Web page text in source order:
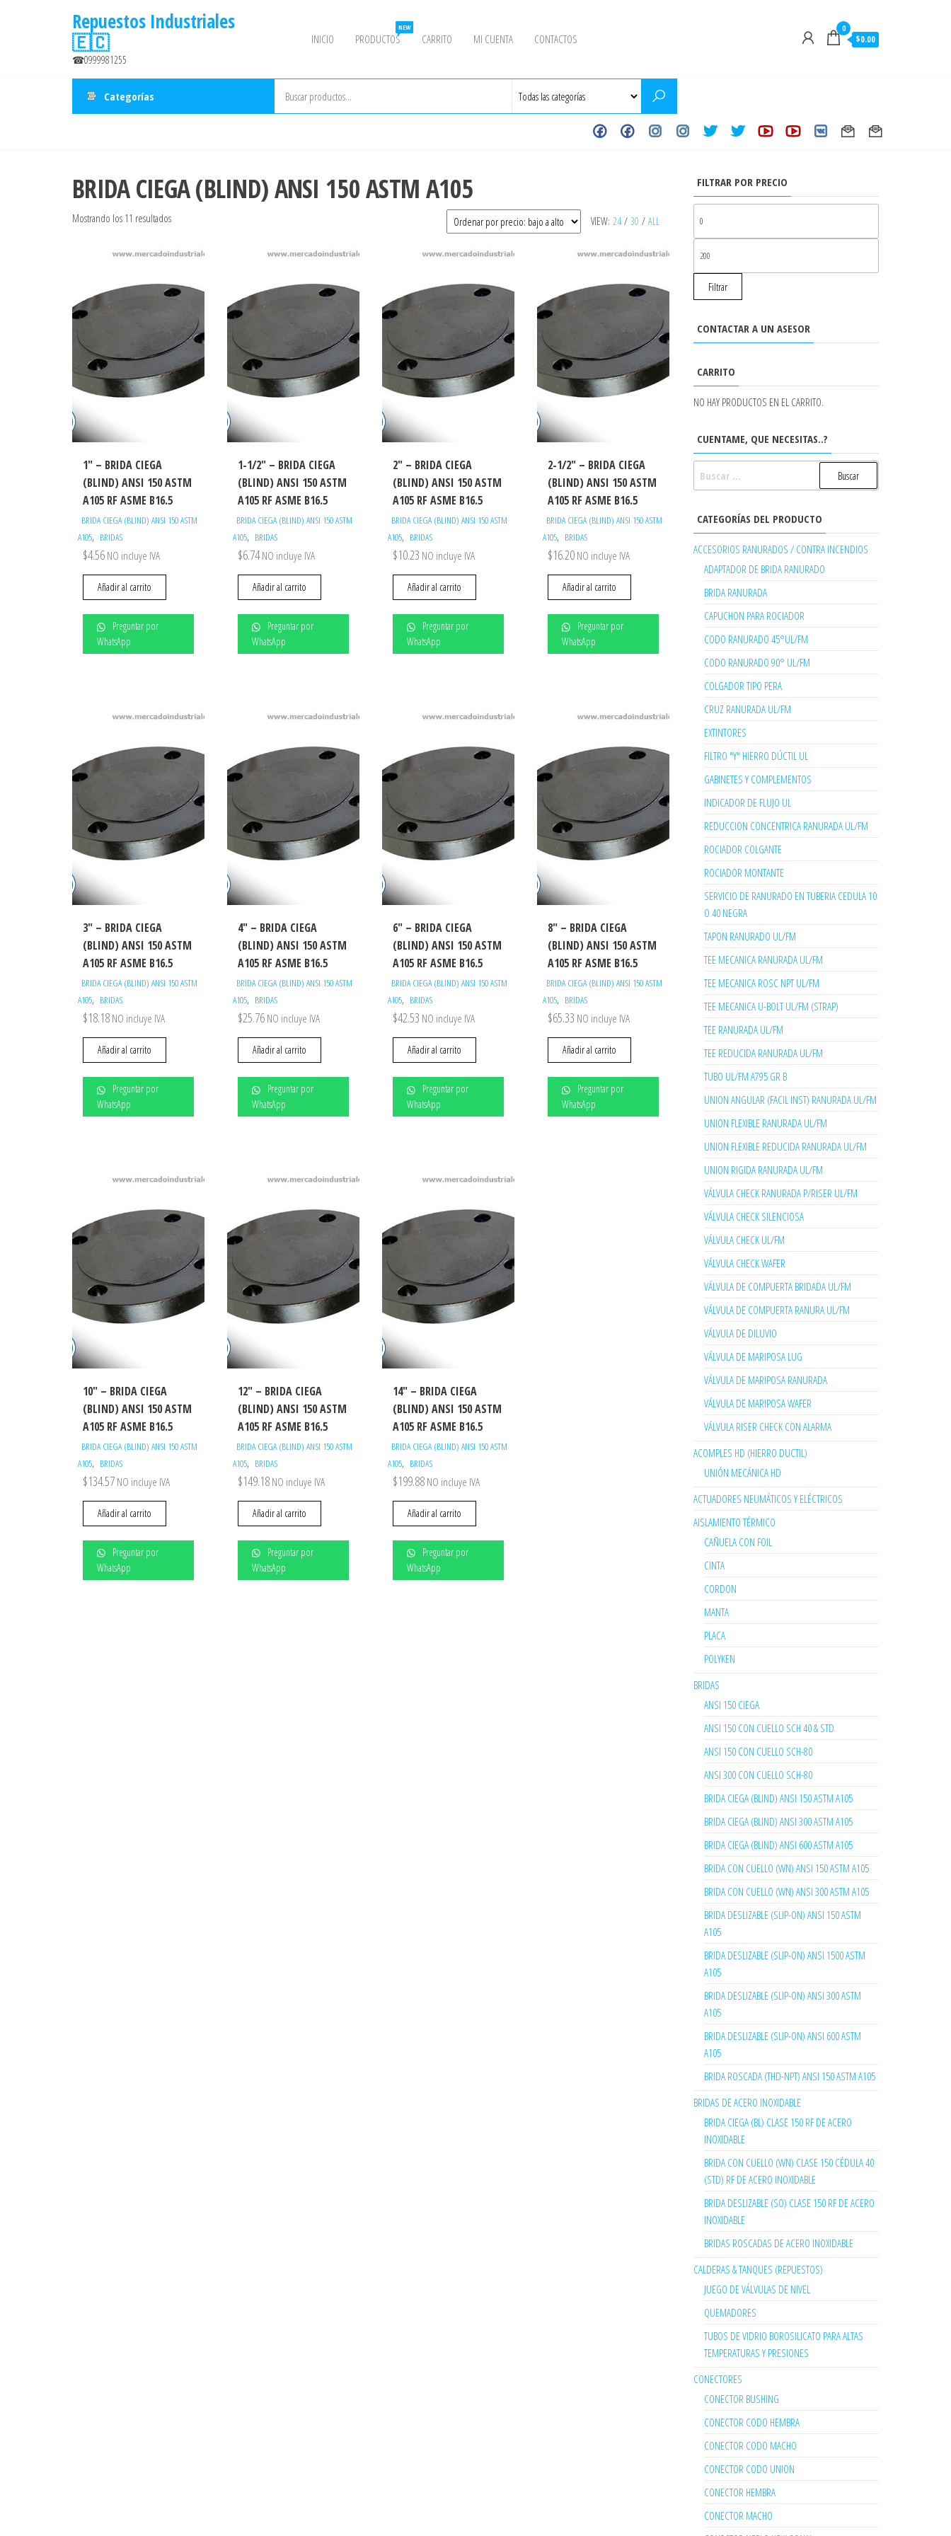
Repuestos Industriales
🇪🇨
☎0999981255
INICIO PRODUCTOS
NEW
CARRITO MI CUENTA CONTACTOS
0
$0.00
Categorías
BRIDA CIEGA (BLIND) ANSI 150 ASTM A105
VIEW: 24 / 30 / ALL
Mostrando los 11 resultadosOrdenado
precio:
a
alto
1″ – BRIDA CIEGA
(BLIND) ANSI 150 ASTM
A105 RF ASME B16.5
BRIDA CIEGA (BLIND) ANSI 150 ASTM
A105, BRIDAS
$4.56 NO incluye IVA
Añadir al carrito
Preguntar por
WhatsApp
1-1/2″ – BRIDA CIEGA
(BLIND) ANSI 150 ASTM
A105 RF ASME B16.5
BRIDA CIEGA (BLIND) ANSI 150 ASTM
A105, BRIDAS
$6.74NO incluye IVA
Añadir al carrito
Preguntar por
WhatsApp
2″ – BRIDA CIEGA
(BLIND) ANSI 150 ASTM
A105 RF ASME B16.5
BRIDA CIEGA (BLIND) ANSI 150 ASTM
A105, BRIDAS
$10.23 NO incluye IVA
Añadir al carrito
Preguntar por
WhatsApp
2-1/2″ – BRIDA CIEGA
(BLIND) ANSI 150 ASTM
A105 RF ASME B16.5
BRIDA CIEGA (BLIND) ANSI 150 ASTM
A105, BRIDAS
$16.20 NO incluye IVA
Añadir al carrito
Preguntar por
WhatsApp
3″ – BRIDA CIEGA
(BLIND) ANSI 150 ASTM
A105 RF ASME B16.5
BRIDA CIEGA (BLIND) ANSI 150 ASTM
A105, BRIDAS
$18.18 NO incluye IVA
Añadir al carrito
Preguntar por
WhatsApp
4″ – BRIDA CIEGA
(BLIND) ANSI 150 ASTM
A105 RF ASME B16.5
BRIDA CIEGA (BLIND) ANSI 150 ASTM
A105, BRIDAS
$25.76 NO incluye IVA
Añadir al carrito
Preguntar por
WhatsApp
6″ – BRIDA CIEGA
(BLIND) ANSI 150 ASTM
A105 RF ASME B16.5
BRIDA CIEGA (BLIND) ANSI 150 ASTM
A105, BRIDAS
$42.53 NO incluye IVA
Añadir al carrito
Preguntar por
WhatsApp
8″ – BRIDA CIEGA
(BLIND) ANSI 150 ASTM
A105 RF ASME B16.5
BRIDA CIEGA (BLIND) ANSI 150 ASTM
A105, BRIDAS
$65.33 NO incluye IVA
Añadir al carrito
Preguntar por
WhatsApp
10″ – BRIDA CIEGA
(BLIND) ANSI 150 ASTM
A105 RF ASME B16.5
BRIDA CIEGA (BLIND) ANSI 150 ASTM
A105, BRIDAS
$134.57 NO incluye IVA
Añadir al carrito
Preguntar por
WhatsApp
12″ – BRIDA CIEGA
(BLIND) ANSI 150 ASTM
A105 RF ASME B16.5
BRIDA CIEGA (BLIND) ANSI 150 ASTM
A105, BRIDAS
$149.18 NO incluye IVA
Añadir al carrito
Preguntar por
WhatsApp
14″ – BRIDA CIEGA
(BLIND) ANSI 150 ASTM
A105 RF ASME B16.5
BRIDA CIEGA (BLIND) ANSI 150 ASTM
A105, BRIDAS
$199.88 NO incluye IVA
Añadir al carrito
Preguntar por
WhatsApp
FILTRAR POR PRECIO
MÍNIMO
MÁXIMO
Filtrar
CONTACTAR A UN ASESOR
CARRITO
NO HAY PRODUCTOS EN EL CARRITO.
CUENTAME, QUE NECESITAS..?
CATEGORÍAS DEL PRODUCTO
ACCESORIOS RANURADOS / CONTRA INCENDIOS
ADAPTADOR DE BRIDA RANURADO
BRIDA RANURADA
CAPUCHON PARA ROCIADOR
CODO RANURADO 45°UL/FM
CODO RANURADO 90° UL/FM
COLGADOR TIPO PERA
CRUZ RANURADA UL/FM
EXTINTORES
FILTRO "Y" HIERRO DÚCTIL UL
GABINETES Y COMPLEMENTOS
INDICADOR DE FLUJO UL
REDUCCION CONCENTRICA RANURADA UL/FM
ROCIADOR COLGANTE
ROCIADOR MONTANTE
SERVICIO DE RANURADO EN TUBERIA CEDULA 10
O 40 NEGRA
TAPON RANURADO UL/FM
TEE MECANICA RANURADA UL/FM
TEE MECANICA ROSC NPT UL/FM
TEE MECANICA U-BOLT UL/FM (STRAP)
TEE RANURADA UL/FM
TEE REDUCIDA RANURADA UL/FM
TUBO UL/FM A795 GR B
UNION ANGULAR (FACIL INST) RANURADA UL/FM
UNION FLEXIBLE RANURADA UL/FM
UNION FLEXIBLE REDUCIDA RANURADA UL/FM
UNION RIGIDA RANURADA UL/FM
VÁLVULA CHECK RANURADA P/RISER UL/FM
VÁLVULA CHECK SILENCIOSA
VÁLVULA CHECK UL/FM
VÁLVULA CHECK WAFER
VÁLVULA DE COMPUERTA BRIDADA UL/FM
VÁLVULA DE COMPUERTA RANURA UL/FM
VÁLVULA DE DILUVIO
VÁLVULA DE MARIPOSA LUG
VÁLVULA DE MARIPOSA RANURADA
VÁLVULA DE MARIPOSA WAFER
VÁLVULA RISER CHECK CON ALARMA
ACOMPLES HD (HIERRO DUCTIL)
UNIÓN MECÁNICA HD
ACTUADORES NEUMÁTICOS Y ELÉCTRICOS
AISLAMIENTO TÉRMICO
CAÑUELA CON FOIL
CINTA
CORDON
MANTA
PLACA
POLYKEN
BRIDAS
ANSI 150 CIEGA
ANSI 150 CON CUELLO SCH 40 & STD
ANSI 150 CON CUELLO SCH-80
ANSI 300 CON CUELLO SCH-80
BRIDA CIEGA (BLIND) ANSI 150 ASTM A105
BRIDA CIEGA (BLIND) ANSI 300 ASTM A105
BRIDA CIEGA (BLIND) ANSI 600 ASTM A105
BRIDA CON CUELLO (WN) ANSI 150 ASTM A105
BRIDA CON CUELLO (WN) ANSI 300 ASTM A105
BRIDA DESLIZABLE (SLIP-ON) ANSI 150 ASTM
A105
BRIDA DESLIZABLE (SLIP-ON) ANSI 1500 ASTM
A105
BRIDA DESLIZABLE (SLIP-ON) ANSI 300 ASTM
A105
BRIDA DESLIZABLE (SLIP-ON) ANSI 600 ASTM
A105
BRIDA ROSCADA (THD-NPT) ANSI 150 ASTM A105
BRIDAS DE ACERO INOXIDABLE
BRIDA CIEGA (BL) CLASE 150 RF DE ACERO
INOXIDABLE
BRIDA CON CUELLO (WN) CLASE 150 CÉDULA 40
(STD) RF DE ACERO INOXIDABLE
BRIDA DESLIZABLE (SO) CLASE 150 RF DE ACERO
INOXIDABLE
BRIDAS ROSCADAS DE ACERO INOXIDABLE
CALDERAS & TANQUES (REPUESTOS)
JUEGO DE VÁLVULAS DE NIVEL
QUEMADORES
TUBOS DE VIDRIO BOROSILICATO PARA ALTAS
TEMPERATURAS Y PRESIONES
CONECTORES
CONECTOR BUSHING
CONECTOR CODO HEMBRA
CONECTOR CODO MACHO
CONECTOR CODO UNION
CONECTOR HEMBRA
CONECTOR MACHO